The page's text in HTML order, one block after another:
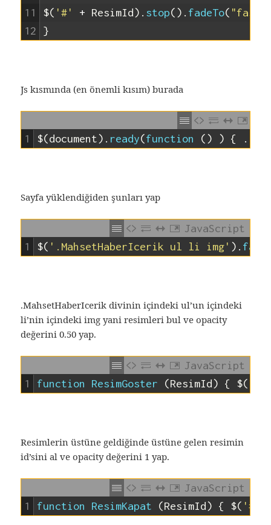
11
12
$( '#' + ResimId) . stop() . fadeTo( "fast"
}
Js kısmında (en önemli kısım) burada
1 $(document) . ready(function () ) { .
Sayfa yüklendiğiden şunları yap
JavaScript
1
$( '.MahsetHaberIcerik ul li img' ) .
.MahsetHaberIcerik divinin içindeki ul’un içindeki
li’nin içindeki img yani resimleri bul ve opacity
değerini 0.50 yap.
JavaScript
1
function ResimGoster (ResimId) { $(
Resimlerin üstüne geldiğinde üstüne gelen resimin
id’sini al ve opacity değerini 1 yap.
JavaScript
1
function ResimKapat (ResimId) { $( '#'